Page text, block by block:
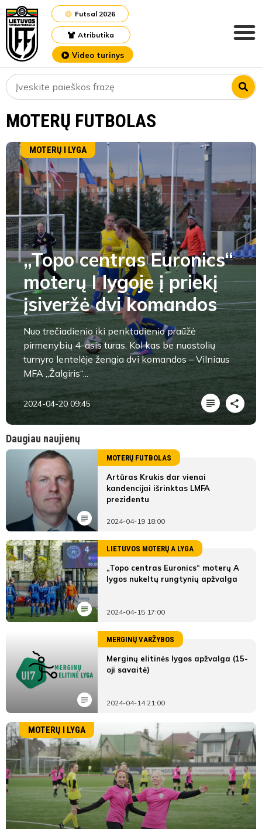
Atributika
Futsal 2026
Video turinys
MOTERŲ FUTBOLAS
MOTERŲ I LYGA
„Topo centras Euronics“
moterų I lygoje į priekį
įsiveržė dvi komandos
Nuo trečiadienio iki penktadienio praūžė
pirmenybių 4-asis turas. Kol kas be nuostolių
turnyro lentelėje žengia dvi komandos – Vilniaus
MFA „Žalgiris“...
2024-04-20 09:45
Daugiau naujienų
MOTERŲ FUTBOLAS
Artūras Krukis dar vienai
kandencijai išrinktas LMFA
prezidentu
2024-04-19 18:00
LIETUVOS MOTERŲ A LYGA
„Topo centras Euronics“ moterų A
lygos nukeltų rungtynių apžvalga
2024-04-15 17:00
MERGINŲ VARŽYBOS
Merginų elitinės lygos apžvalga (15-
oji savaitė)
2024-04-14 21:00
MOTERŲ I LYGA